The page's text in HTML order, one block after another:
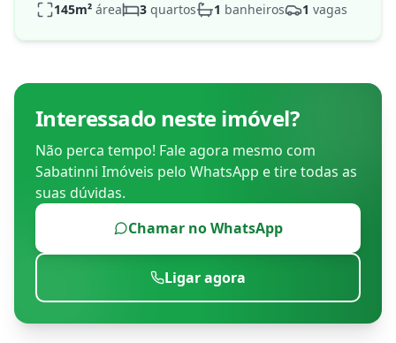
145m² área 3 quartos 1 banheiros 1 vagas
Interessado neste imóvel?
Não perca tempo! Fale agora mesmo com
Sabatinni Imóveis pelo WhatsApp e tire todas as
suas dúvidas.
Chamar no WhatsApp
Ligar agora